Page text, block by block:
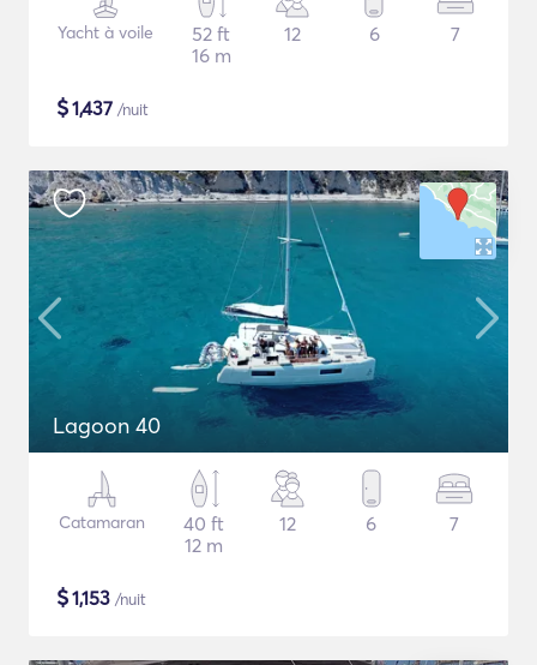
Yacht à voile
52 ft
16 m
12 6 7
$1,437 /nuit
Lagoon 40
Catamaran
40 ft
12 m
12 6 7
$1,153 /nuit